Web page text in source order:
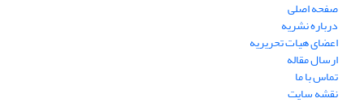
صفحه اصلی
درباره نشریه
اعضای هیات تحریریه
ارسال مقاله
تماس با ما
نقشه سایت